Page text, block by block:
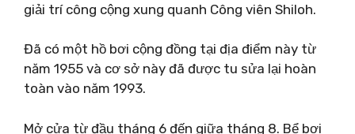
giải trí công cộng xung quanh Công viên Shiloh.
Đã có một hồ bơi cộng đồng tại địa điểm này từ
năm 1955 và cơ sở này đã được tu sửa lại hoàn
toàn vào năm 1993.
Mở cửa từ đầu tháng 6 đến giữa tháng 8. Bể bơi